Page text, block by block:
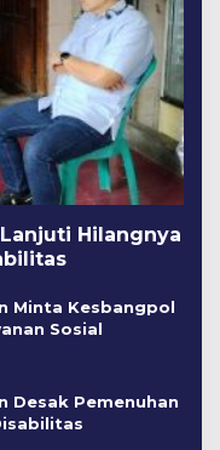
Hilangnya
Minta Kesbangpol
Sosial
Desak Pemenuhan